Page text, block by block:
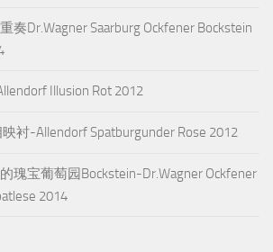
奏Dr.Wagner Saarburg Ockfener Bockstein
Illusion Rot 2012
衬-Allendorf Spatburgunder Rose 2012
瑰宝葡萄园Bockstein-Dr.Wagner Ockfener
2014